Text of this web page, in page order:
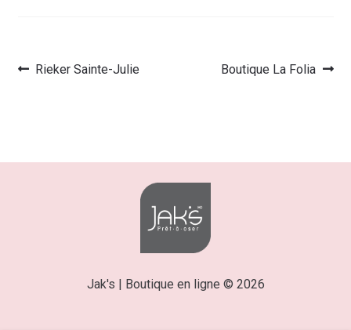
Navigation
Article
Rieker Sainte-Julie
Article
suivant :
Boutique La Folia
Jak's | Boutique en ligne © 2026